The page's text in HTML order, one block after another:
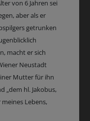
von 6 Jahren sei
aber als er
getrunken
macht er sich
Neustadt
Mutter für ihn
„dem hl. Jakobus,
Lebens,